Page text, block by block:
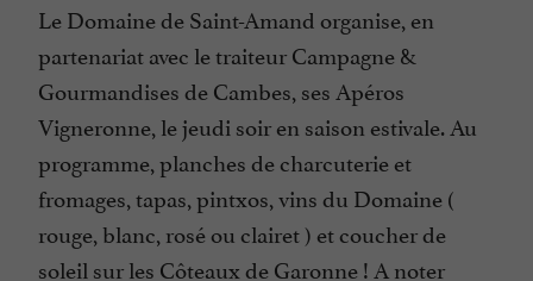
Le Domaine de Saint-Amand organise, en
partenariat avec le traiteur Campagne &
Gourmandises de Cambes, ses Apéros
Vigneronne, le jeudi soir en saison estivale. Au
programme, planches de charcuterie et
fromages, tapas, pintxos, vins du Domaine (
rouge, blanc, rosé ou clairet ) et coucher de
soleil sur les Côteaux de Garonne ! A noter